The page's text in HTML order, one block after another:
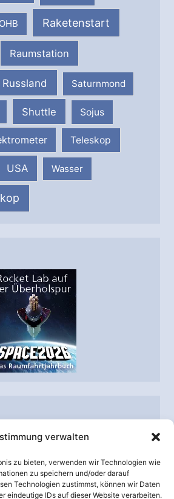
verwalten
zu bieten, verwenden wir Technologien wie
zu speichern und/oder darauf
Technologien zustimmst, können wir Daten
eindeutige IDs auf dieser Website verarbeiten.
OHB Raketenstart
Raumstation
Russland Saturnmond
Shuttle Sojus
Teleskop
USA Wasser